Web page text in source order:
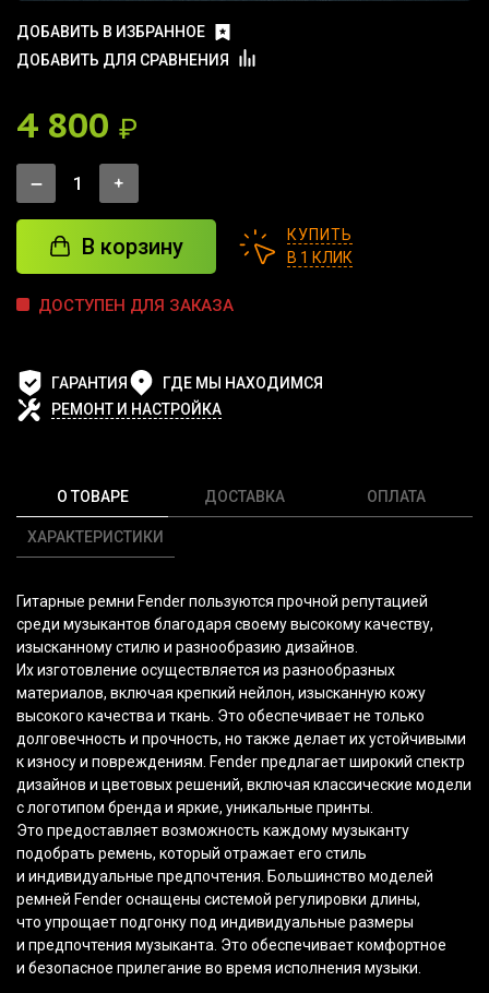
ДОБАВИТЬ В ИЗБРАННОЕ
ДОБАВИТЬ ДЛЯ СРАВНЕНИЯ
4 800 ₽
В корзину
КУПИТЬ
В 1 КЛИК
ДОСТУПЕН ДЛЯ ЗАКАЗА
ГАРАНТИЯ
ГДЕ МЫ НАХОДИМСЯ
РЕМОНТ И НАСТРОЙКА
О ТОВАРЕ
ХАРАКТЕРИСТИКИ
ДОСТАВКА ОПЛАТА
Гитарные ремни Fender пользуются прочной репутацией
среди музыкантов благодаря своему высокому качеству,
изысканному стилю и разнообразию дизайнов.
Их изготовление осуществляется из разнообразных
материалов, включая крепкий нейлон, изысканную кожу
высокого качества и ткань. Это обеспечивает не только
долговечность и прочность, но также делает их устойчивыми
к износу и повреждениям. Fender предлагает широкий спектр
дизайнов и цветовых решений, включая классические модели
с логотипом бренда и яркие, уникальные принты.
Это предоставляет возможность каждому музыканту
подобрать ремень, который отражает его стиль
и индивидуальные предпочтения. Большинство моделей
ремней Fender оснащены системой регулировки длины,
что упрощает подгонку под индивидуальные размеры
и предпочтения музыканта. Это обеспечивает комфортное
и безопасное прилегание во время исполнения музыки.